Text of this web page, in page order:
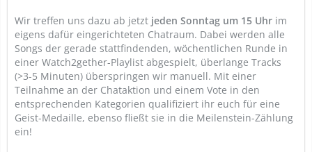
Wir treffen uns dazu ab jetzt jeden Sonntag um 15 Uhr im
eigens dafür eingerichteten Chatraum. Dabei werden alle
Songs der gerade stattfindenden, wöchentlichen Runde in
einer Watch2gether-Playlist abgespielt, überlange Tracks
(>3-5 Minuten) überspringen wir manuell. Mit einer
Teilnahme an der Chataktion und einem Vote in den
entsprechenden Kategorien qualifiziert ihr euch für eine
Geist-Medaille, ebenso fließt sie in die Meilenstein-Zählung
ein!